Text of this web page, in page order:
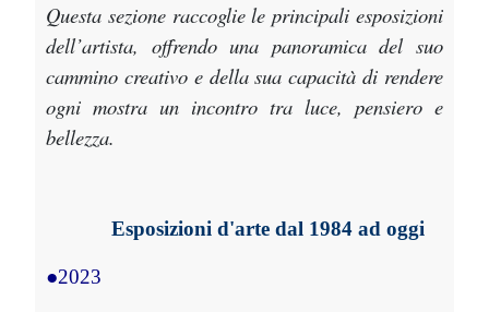
Questa sezione raccoglie le principali esposizioni
dell’artista, offrendo una panoramica del suo
cammino creativo e della sua capacità di rendere
ogni mostra un incontro tra luce, pensiero e
bellezza.
Esposizioni d'arte dal 1984 ad oggi
●2023